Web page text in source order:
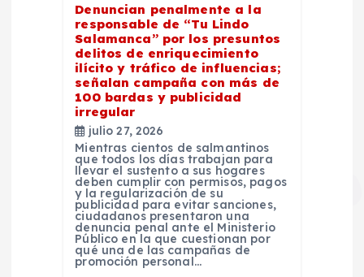
Denuncian penalmente a la
responsable de “Tu Lindo
Salamanca” por los presuntos
delitos de enriquecimiento
ilícito y tráfico de influencias;
señalan campaña con más de
100 bardas y publicidad
irregular
julio 27, 2026
Mientras cientos de salmantinos
que todos los días trabajan para
llevar el sustento a sus hogares
deben cumplir con permisos, pagos
y la regularización de su
publicidad para evitar sanciones,
ciudadanos presentaron una
denuncia penal ante el Ministerio
Público en la que cuestionan por
qué una de las campañas de
promoción personal…